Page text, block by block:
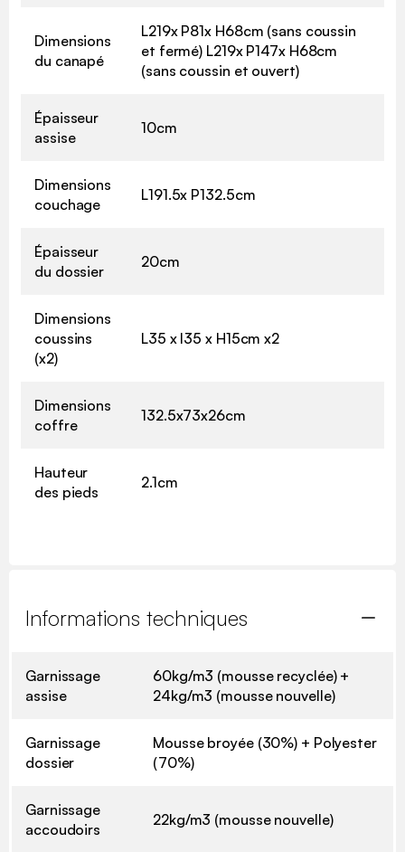
Dimensions
du canapé
L219x P81x H68cm (sans coussin
et fermé) L219x P147x H68cm
(sans coussin et ouvert)
Épaisseur
assise
10cm
Dimensions
couchage
L191.5x P132.5cm
Épaisseur
du dossier
20cm
Dimensions
coussins
(x2)
L35 x l35 x H15cm x2
Dimensions
coffre
132.5x73x26cm
Hauteur
des pieds
2.1cm
Informations techniques
Garnissage
assise
60kg/m3 (mousse recyclée) +
24kg/m3 (mousse nouvelle)
Garnissage
dossier
Mousse broyée (30%) + Polyester
(70%)
Garnissage
accoudoirs
22kg/m3 (mousse nouvelle)